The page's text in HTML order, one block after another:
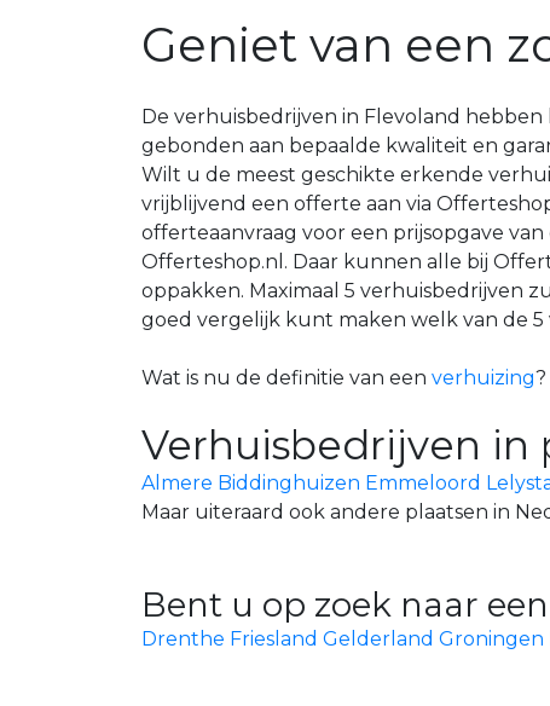
Geniet van een
De verhuisbedrijven in Flevoland
gebonden aan bepaalde kwaliteit en
Wilt u de meest geschikte erkende
vrijblijvend een offerte aan via
offerteaanvraag voor een prijsopgave
Offerteshop.nl. Daar kunnen alle bij
oppakken. Maximaal 5 verhuisbedrijven
goed vergelijk kunt maken welk van de 5
Wat is nu de definitie van een verhuizing?
Verhuisbedrijven in
Almere Biddinghuizen Emmeloord
Maar uiteraard ook andere plaatsen in
Bent u op zoek naar
Drenthe Friesland Gelderland Groningen